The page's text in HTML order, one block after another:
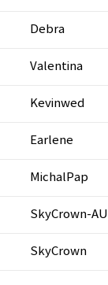
Debra
Valentina
Kevinwed
Earlene
MichalPap
SkyCrown-AU
SkyCrown